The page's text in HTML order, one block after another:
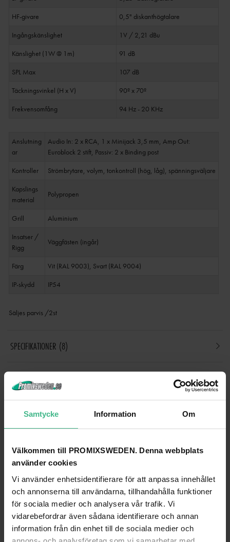
Samtycke Information Om
Välkommen till PROMIXSWEDEN. Denna webbplats
använder cookies
Vi använder enhetsidentifierare för att anpassa innehållet
och annonserna till användarna, tillhandahålla funktioner
för sociala medier och analysera vår trafik. Vi
vidarebefordrar även sådana identifierare och annan
information från din enhet till de sociala medier och
HF-givare
0,5" diskanthögtalare
Ingångskänslighet
1V / 2,21 dBu
Känslighet (1W @ 1m)
91 dB
SPL Max
107 dB
Täckningsvinkel (H x V)
90º x 70º
Frekvensomfång
94 Hz - 20 KHz
Anslutning
ar
Audio In: 2 x RCA, 1 x Minijack 3,5 mm, Amp Out:
Euroblock 2 stift, Passiv: 2 x Binding post
Kontroller
Strömbrytare, volym, tonkontroll (hög, låg), spänningsväljare
Kapslings
material
Polypropen
Grill
Aluminium
Insatser /
Rigg
Väggfästen (ingår)
Färg
Vit (RAL 9003), Svart (RAL 9004)
IP-skydd
IP54
Säljes parvis /2st
SPECIFIKATIONER 8
ANDRA TITTADE PÅ